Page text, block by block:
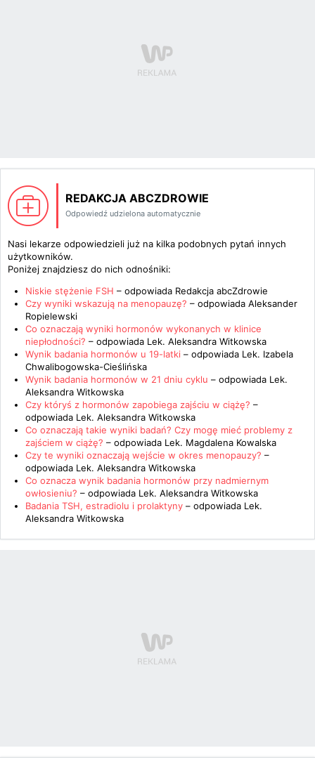
REDAKCJA ABCZDROWIE
Odpowiedź udzielona automatycznie
Nasi lekarze odpowiedzieli już na kilka podobnych pytań innych
użytkowników.
Poniżej znajdziesz do nich odnośniki:
Niskie stężenie FSH – odpowiada Redakcja abcZdrowie
Czy wyniki wskazują na menopauzę? – odpowiada Aleksander
Ropielewski
Co oznaczają wyniki hormonów wykonanych w klinice
niepłodności? – odpowiada Lek. Aleksandra Witkowska
Wynik badania hormonów u 19-latki – odpowiada Lek. Izabela
Chwalibogowska-Cieślińska
Wynik badania hormonów w 21 dniu cyklu – odpowiada Lek.
Aleksandra Witkowska
Czy któryś z hormonów zapobiega zajściu w ciążę? –
odpowiada Lek. Aleksandra Witkowska
Co oznaczają takie wyniki badań? Czy mogę mieć problemy z
zajściem w ciążę? – odpowiada Lek. Magdalena Kowalska
Czy te wyniki oznaczają wejście w okres menopauzy? –
odpowiada Lek. Aleksandra Witkowska
Co oznacza wynik badania hormonów przy nadmiernym
owłosieniu? – odpowiada Lek. Aleksandra Witkowska
Badania TSH, estradiolu i prolaktyny – odpowiada Lek.
Aleksandra Witkowska